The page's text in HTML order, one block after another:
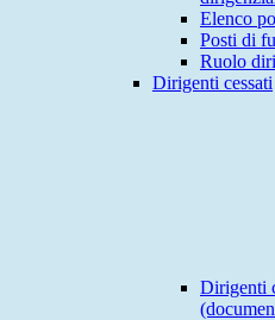
Elenco
Posti di
Ruolo
Dirigenti cessati
Dirigenti